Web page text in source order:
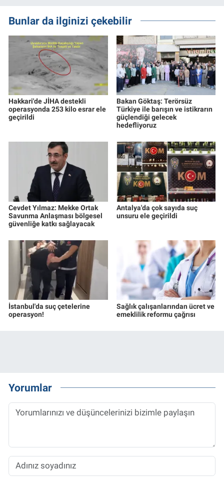
Bunlar da ilginizi çekebilir
Hakkari'de JİHA destekli
operasyonda 253 kilo esrar ele
geçirildi
Bakan Göktaş: Terörsüz
Türkiye ile barışın ve istikrarın
güçlendiği gelecek
hedefliyoruz
Cevdet Yılmaz: Mekke Ortak
Savunma Anlaşması bölgesel
güvenliğe katkı sağlayacak
Antalya'da çok sayıda suç
unsuru ele geçirildi
İstanbul'da suç çetelerine
operasyon!
Sağlık çalışanlarından ücret ve
emeklilik reformu çağrısı
Yorumlar